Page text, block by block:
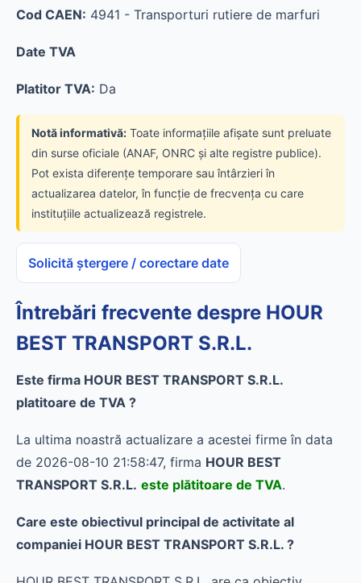
Cod CAEN: 4941 - Transporturi rutiere de marfuri
Date TVA
Platitor TVA: Da
Notă informativă: Toate informațiile afișate sunt preluate
din surse oficiale (ANAF, ONRC și alte registre publice).
Pot exista diferențe temporare sau întârzieri în
actualizarea datelor, în funcție de frecvența cu care
instituțiile actualizează registrele.
Solicită ștergere / corectare date
Întrebări frecvente despre HOUR
BEST TRANSPORT S.R.L.
Este firma HOUR BEST TRANSPORT S.R.L.
platitoare de TVA ?
La ultima noastră actualizare a acestei firme în data
de 2026-08-10 21:58:47, firma HOUR BEST
TRANSPORT S.R.L. este plătitoare de TVA.
Care este obiectivul principal de activitate al
companiei HOUR BEST TRANSPORT S.R.L. ?